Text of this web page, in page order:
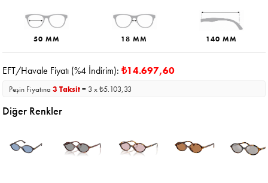
50 MM 18 MM 140 MM
EFT/Havale Fiyatı (%4 İndirim):₺14.697,60
Peşin Fiyatına3 Taksit= 3 x ₺5.103,33
Diğer Renkler